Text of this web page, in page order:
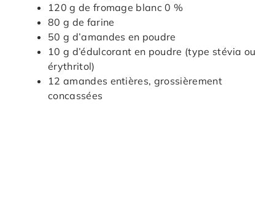
120 g de fromage blanc 0 %
80 g de farine
50 g d’amandes en poudre
10 g d’édulcorant en poudre (type stévia ou
érythritol)
12 amandes entières, grossièrement
concassées